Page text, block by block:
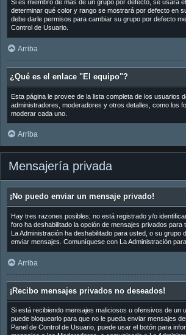
Si es miembro de más de un grupo por defecto, se usará
determinar qué color y rango se mostrará por defecto en
debe darle permisos para cambiar su grupo por defecto
Control de Usuario.
Arriba
¿Qué es el enlace "El equipo"?
Esta página le provee de la lista completa de los usuarios
administradores, moderadores y otros detalles, como los
moderar cada uno.
Arriba
Mensajería privada
¡No puedo enviar un mensaje privado!
Hay tres razones posibles; no está registrado y/o
foro ha deshabilitado la opción de mensajes privados para
La Administración ha deshabilitado para usted, o su grupo
enviar mensajes. Comuníquese con La Administración
Arriba
¡Recibo mensajes privados no deseados!
Si está recibiendo mensajes maliciosos u ofensivos de un
puede bloquearlo para que no le pueda enviar mensajes
Panel de Control de Usuario, puede usar el botón para